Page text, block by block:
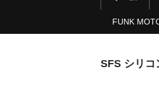
FUNK
SFS シリ